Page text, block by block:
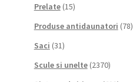
Prelate (15)
Produse antidaunatori (78)
Saci (31)
Scule si unelte (2370)